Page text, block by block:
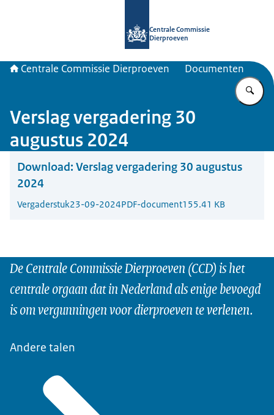
Centrale Commissie
Dierproeven
Centrale Commissie Dierproeven Documenten
Verslag vergadering 30
augustus 2024
Download: Verslag vergadering 30 augustus
2024
Vergaderstuk23-09-2024PDF-document155.41 KB
De Centrale Commissie Dierproeven (CCD) is het
centrale orgaan dat in Nederland als enige bevoegd
is om vergunningen voor dierproeven te verlenen.
Andere talen